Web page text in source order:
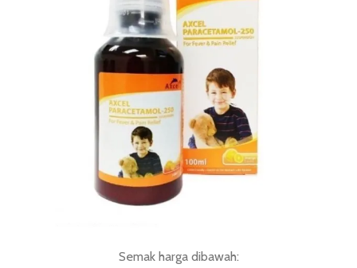
Semak harga dibawah: